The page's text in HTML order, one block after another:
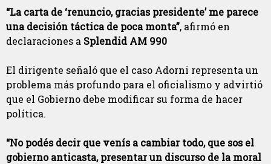
“La carta de ‘renuncio, gracias presidente’ me parece
una decisión táctica de poca monta”, afirmó en
declaraciones a Splendid AM 990
El dirigente señaló que el caso Adorni representa un
problema más profundo para el oficialismo y advirtió
que el Gobierno debe modificar su forma de hacer
política.
“No podés decir que venís a cambiar todo, que sos el
gobierno anticasta, presentar un discurso de la moral